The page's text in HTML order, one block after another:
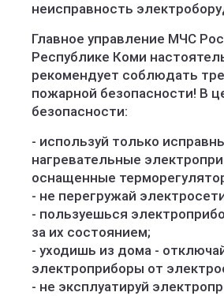
неисправность
Главное управление МЧС
Республике Коми
рекомендует соблюдать
пожарной безопасности! В
безопасности:
- используй только
нагревательные
оснащенные
- не перегружай
- пользуешься
за их состоянием;
- уходишь из дома -
электроприборы от
- не эксплуатируй